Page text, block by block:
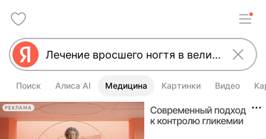
Поиск Алиса AI Медицина Картинки Видео
РЕКЛАМА